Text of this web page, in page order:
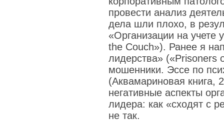
провести анализ
дела шли плохо, в
«Организации на учете
the Couch»). Ранее я
лидерства»
мошенники. Эссе по
(Аквамариновая книга,
негативные аспекты
лидера: как «сходят с
не так.